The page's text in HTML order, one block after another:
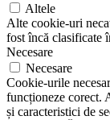
Altele
Alte cookie-uri
fost încă clasificate
Necesare
Necesare
Cookie-urile
funcționeze corect.
și caracteristici de